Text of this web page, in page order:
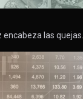
las quejas…